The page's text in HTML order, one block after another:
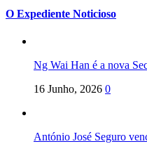
O Expediente Noticioso
Ng Wai Han é a nova
16 Junho, 2026 0
António José Seguro